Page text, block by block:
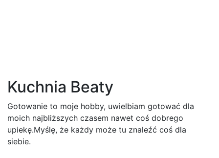
Kuchnia Beaty
Gotowanie to moje hobby, uwielbiam gotować dla
moich najbliższych czasem nawet coś dobrego
upiekę.Myślę, że każdy może tu znaleźć coś dla
siebie.